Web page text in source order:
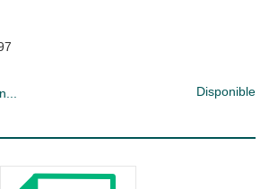
Disponible